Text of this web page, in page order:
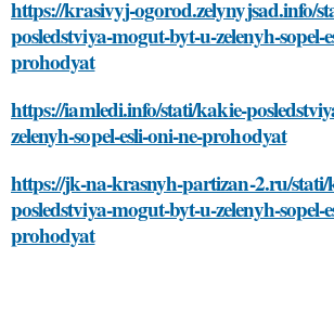
https://krasivyj-ogorod.zelynyjsad.info/
posledstviya-mogut-byt-u-zelenyh-sopel-
prohodyat
https://iamledi.info/stati/kakie-
zelenyh-sopel-esli-oni-ne-prohodyat
https://jk-na-krasnyh-partizan-2.ru/stati/
posledstviya-mogut-byt-u-zelenyh-sopel-
prohodyat